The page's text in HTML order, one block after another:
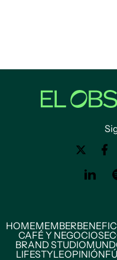
HOMEMEMBER
CAFÉ Y NEGOCIOS
BRAND STUDIO
LIFESTYLEOPINIÓN